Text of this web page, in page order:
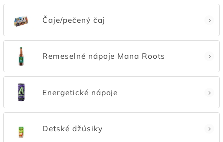
Čaje/pečený čaj
Remeselné nápoje Mana Roots
Energetické nápoje
Detské džúsiky